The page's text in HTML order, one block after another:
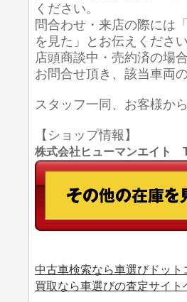
ください。
問合わせ・来店の際には
を見た」とお伝えくださ
店頭商談中・売約済の場
お問合せ頂き、該当車両
スタッフ一同、お客様か
【ショップ情報】
株式会社ヒューマンエイト
中古車検索なら車選びドット
買取なら車選びの査定サイト